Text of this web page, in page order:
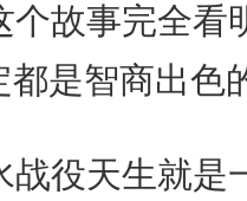
个故事完全看
都是智商出色
战役天生就